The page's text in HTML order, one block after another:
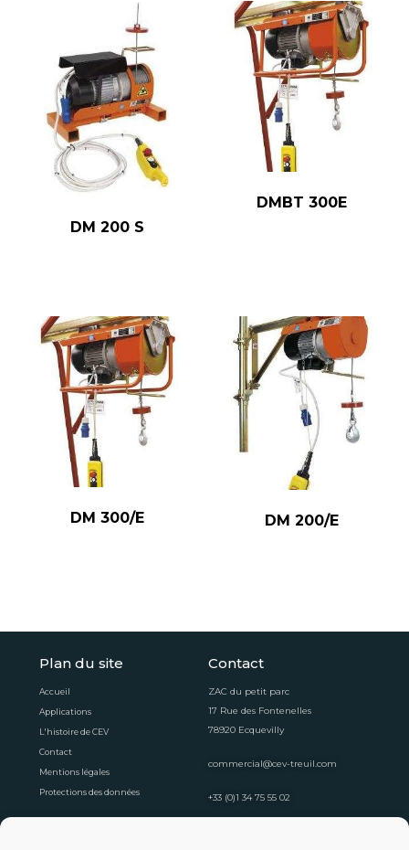
DM 200 S
DMBT 300E
DM 300/E DM 200/E
Plan du site
Accueil
Applications
L'histoire de CEV
Contact
Mentions légales
Protections des données
Contact
ZAC du petit parc
17 Rue des Fontenelles
78920 Ecquevilly
commercial@cev-treuil.com
+33 (0)1 34 75 55 02